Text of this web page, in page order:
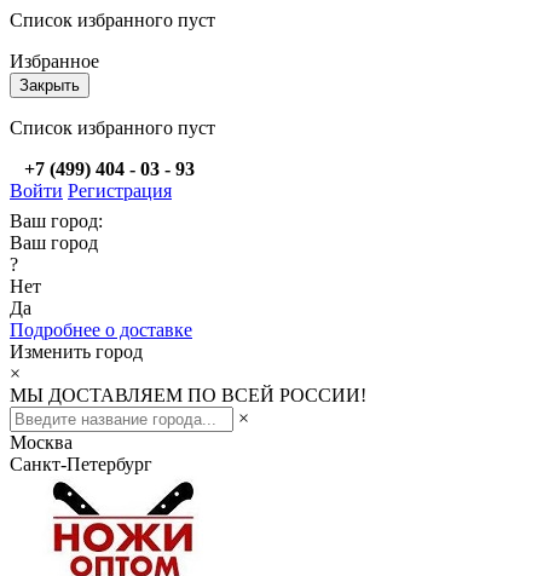
Список избранного пуст
Избранное
Закрыть
Список избранного пуст
+7 (499) 404 - 03 - 93
Войти Регистрация
Ваш город:
Ваш город
?
Нет
Да
Подробнее о доставке
Изменить город
×
МЫ ДОСТАВЛЯЕМ ПО ВСЕЙ РОССИИ!
×
Москва
Санкт-Петербург